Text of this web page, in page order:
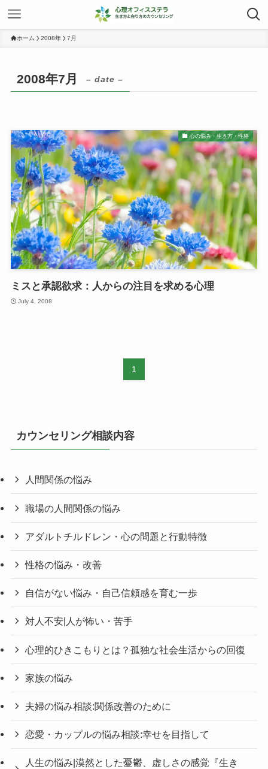
ホーム 2008年 7月
2008年7月 – date –
心の悩み・生き方・性格
ミスと承認欲求：人からの注目を求める心理
July 4, 2008
1
カウンセリング相談内容
人間関係の悩み
職場の人間関係の悩み
アダルトチルドレン・心の問題と行動特徴
性格の悩み・改善
自信がない悩み・自己信頼感を育む一歩
対人不安|人が怖い・苦手
心理的ひきこもりとは？孤独な社会生活からの回復
家族の悩み
夫婦の悩み相談:関係改善のために
恋愛・カップルの悩み相談:幸せを目指して
人生の悩み|漠然とした憂鬱、虚しさの感覚『生き